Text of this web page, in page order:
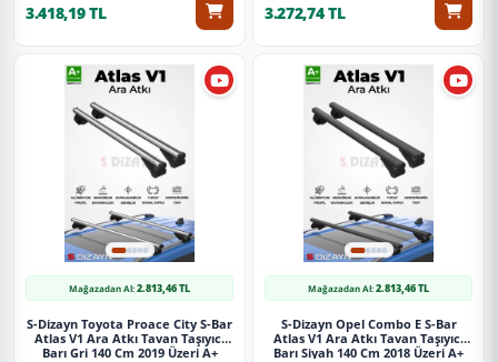
3.418,19 TL 3.272,74 TL
Mağazadan Al:2.813,46 TL
S-Dizayn Toyota Proace City S-Bar
Atlas V1 Ara Atkı Tavan Taşıyıcı
Barı Gri 140 Cm 2019 Üzeri A+
Mağazadan Al:2.813,46 TL
S-Dizayn Opel Combo E S-Bar
Atlas V1 Ara Atkı Tavan Taşıyıcı
Barı Siyah 140 Cm 2018 Üzeri A+